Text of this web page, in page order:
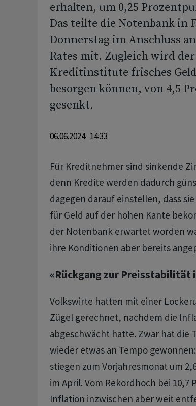
erhalten, um 0,25
Das teilte die Notenbank in
Donnerstag im Anschluss
Rates mit. Zugleich wird
Kreditinstitute frisches
besorgen können, von 4,5
gesenkt.
06.06.2024 14:33
Für Kreditnehmer sind sinkende
denn Kredite werden dadurch
dagegen darauf einstellen, dass
für Geld auf der hohen Kante
der Notenbank erwartet worden
ihre Konditionen aber bereits
«Rückgang zur Preisstabilität
Volkswirte hatten mit einer
Zügel gerechnet, nachdem die
abgeschwächt hatte. Zwar hat die
wieder etwas an Tempo
stiegen zum Vorjahresmonat um
im April. Vom Rekordhoch bei 10,7
Inflation inzwischen aber weit